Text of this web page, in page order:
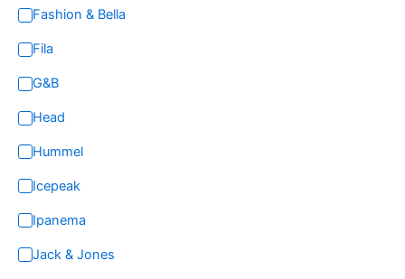
Fashion & Bella
Fila
G&B
Head
Hummel
Icepeak
Ipanema
Jack & Jones